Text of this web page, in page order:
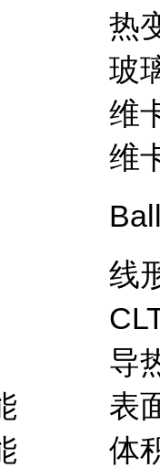
热
玻
维
维
线
导
表
体